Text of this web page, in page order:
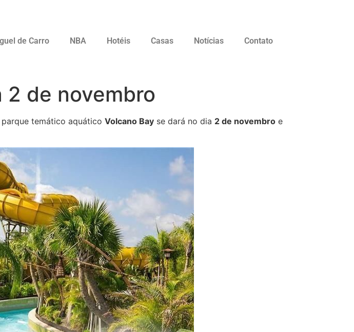
de Carro NBA Hotéis Casas Notícias Contato
2 de novembro
temático aquático Volcano Bay se dará no dia 2 de novembro e